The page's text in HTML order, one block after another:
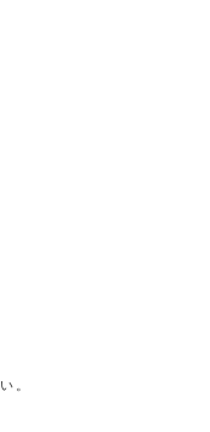
。